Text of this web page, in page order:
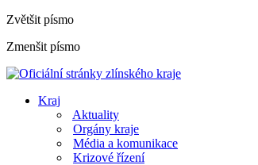
Zvětšit písmo
Zmenšit písmo
Kraj
Aktuality
Orgány kraje
Média a komunikace
Krizové řízení